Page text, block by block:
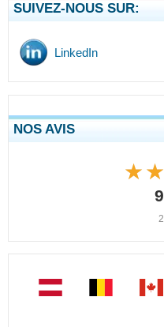
SUIVEZ-NOUS SUR:
LinkedIn
NOS AVIS